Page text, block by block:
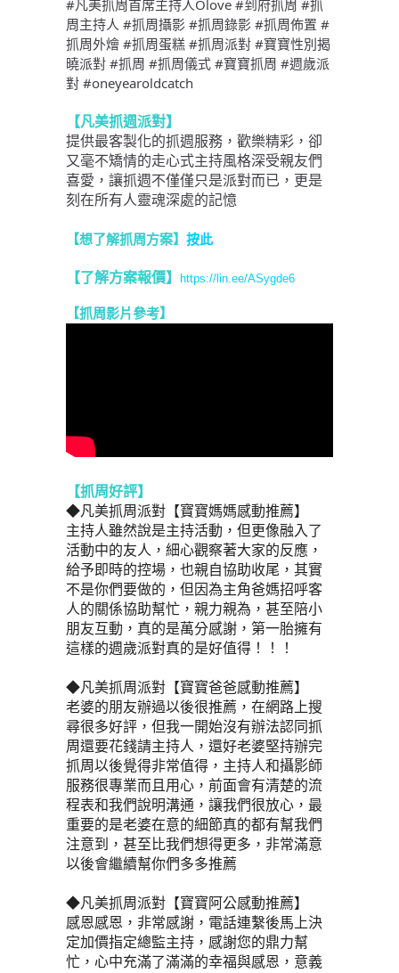
#凡美抓周首席主持人Olove #到府抓周 #抓
周主持人 #抓周攝影 #抓周錄影 #抓周佈置 #
抓周外燴 #抓周蛋糕 #抓周派對 #寶寶性別揭
曉派對 #抓周 #抓周儀式 #寶寶抓周 #週歲派
對 #oneyearoldcatch
【凡美抓週派對】
提供最客製化的抓週服務，歡樂精彩，卻
又毫不矯情的走心式主持風格深受親友們
喜愛，讓抓週不僅僅只是派對而已，更是
刻在所有人靈魂深處的記憶
【想了解抓周方案】 按此
【了解方案報價】 https://lin.ee/ASygde6
【抓周影片參考】
【抓周好評】
◆凡美抓周派對【寶寶媽媽感動推薦】
主持人雖然說是主持活動，但更像融入了
活動中的友人，細心觀察著大家的反應，
給予即時的控場，也親自協助收尾，其實
不是你們要做的，但因為主角爸媽招呼客
人的關係協助幫忙，親力親為，甚至陪小
朋友互動，真的是萬分感謝，第一胎擁有
這樣的週歲派對真的是好值得！！！
◆凡美抓周派對【寶寶爸爸感動推薦】
老婆的朋友辦過以後很推薦，在網路上搜
尋很多好評，但我一開始沒有辦法認同抓
周還要花錢請主持人，還好老婆堅持辦完
抓周以後覺得非常值得，主持人和攝影師
服務很專業而且用心，前面會有清楚的流
程表和我們說明溝通，讓我們很放心，最
重要的是老婆在意的細節真的都有幫我們
注意到，甚至比我們想得更多，非常滿意
以後會繼續幫你們多多推薦
◆凡美抓周派對【寶寶阿公感動推薦】
感恩感恩，非常感謝，電話連繫後馬上決
定加價指定總監主持，感謝您的鼎力幫
忙，心中充滿了滿滿的幸福與感恩，意義